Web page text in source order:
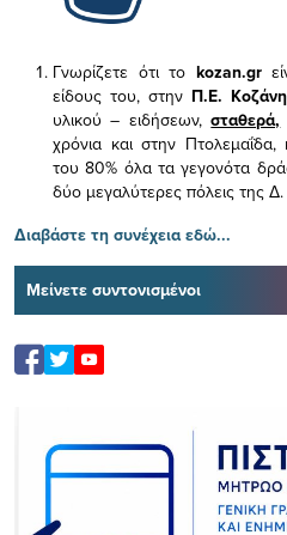
Γνωρίζετε ότι το kozan.gr
είδους του, στην Π.Ε.
υλικού – ειδήσεων,σταθερά,
χρόνια και στην
του 80% όλα τα γεγονότα
δύο μεγαλύτερες πόλεις της
Διαβάστε τη συνέχεια εδώ...
Μείνετε συντονισμένοι